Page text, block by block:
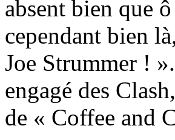
absent bien que
cependant bien
Joe Strummer !
engagé des
de « Coffee and